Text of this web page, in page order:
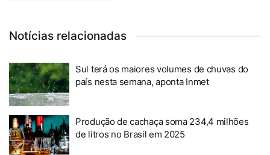
Notícias relacionadas
Sul terá os maiores volumes de chuvas do
país nesta semana, aponta Inmet
Produção de cachaça soma 234,4 milhões
de litros no Brasil em 2025